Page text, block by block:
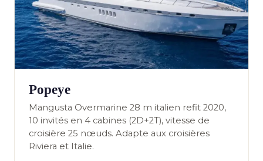
Popeye
Mangusta Overmarine 28 m italien refit 2020,
10 invités en 4 cabines (2D+2T), vitesse de
croisière 25 nœuds. Adapte aux croisières
Riviera et Italie.